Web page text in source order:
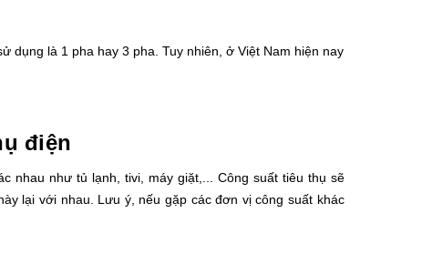
dụng là 1 pha hay 3 pha. Tuy nhiên, ở Việt Nam hiện nay
điện
nhau như tủ lạnh, tivi, máy giặt,... Công suất tiêu thụ sẽ
lại với nhau. Lưu ý, nếu gặp các đơn vị công suất khác